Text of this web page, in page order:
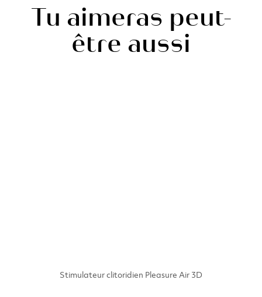
Tu aimeras peut-
être aussi
Stimulateur clitoridien Pleasure Air 3D